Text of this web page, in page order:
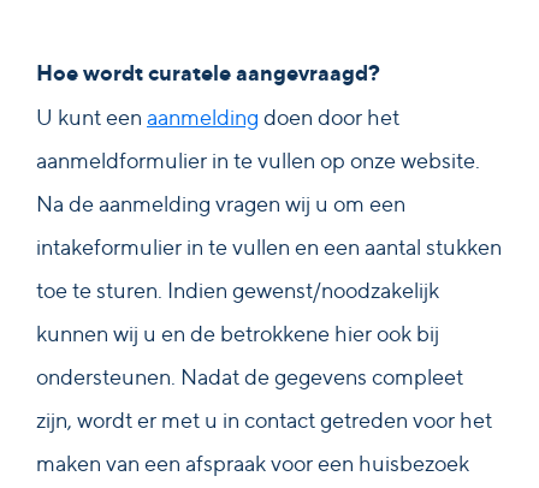
Hoe wordt curatele aangevraagd?
U kunt een aanmelding doen door het
aanmeldformulier in te vullen op onze website.
Na de aanmelding vragen wij u om een
intakeformulier in te vullen en een aantal stukken
toe te sturen. Indien gewenst/noodzakelijk
kunnen wij u en de betrokkene hier ook bij
ondersteunen. Nadat de gegevens compleet
zijn, wordt er met u in contact getreden voor het
maken van een afspraak voor een huisbezoek